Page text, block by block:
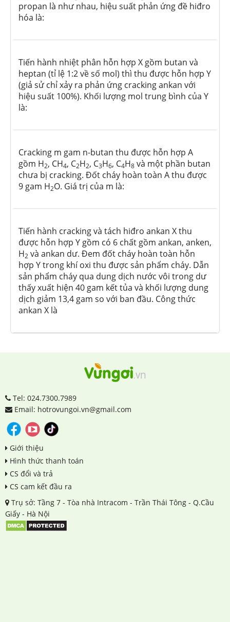
propan là như nhau, hiệu suất phản ứng đề hiđro
hóa là:
Tiến hành nhiệt phân hỗn hợp X gồm butan và
heptan (tỉ lệ 1:2 về số mol) thì thu được hỗn hợp Y
(giả sử chỉ xảy ra phản ứng cracking ankan với
hiệu suất 100%). Khối lượng mol trung bình của Y
là:
Cracking m gam n-butan thu được hỗn hợp A
gồm H2, CH4, C2H2, C3H6, C4H8 và một phần butan
chưa bị cracking. Đốt cháy hoàn toàn A thu được
9 gam H2O. Giá trị của m là:
Tiến hành cracking và tách hiđro ankan X thu
được hỗn hợp Y gồm có 6 chất gồm ankan, anken,
H2 và ankan dư. Đem đốt cháy hoàn toàn hỗn
hợp Y trong khí oxi thu được sản phẩm cháy. Dẫn
sản phẩm cháy qua dung dịch nước vôi trong dư
thấy xuất hiện 40 gam kết tủa và khối lượng dung
dịch giảm 13,4 gam so với ban đầu. Công thức
ankan X là
Tel: 024.7300.7989
Email: hotrovungoi.vn@gmail.com
Giới thiệu
Hình thức thanh toán
CS đổi và trả
CS cam kết đầu ra
Trụ sở: Tầng 7 - Tòa nhà Intracom - Trần Thái Tông - Q.Cầu
Giấy - Hà Nội